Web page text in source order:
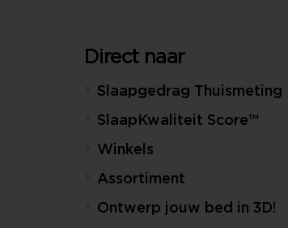
Direct naar
Slaapgedrag Thuismeting
SlaapKwaliteit Score™
Winkels
Assortiment
Ontwerp jouw bed in 3D!